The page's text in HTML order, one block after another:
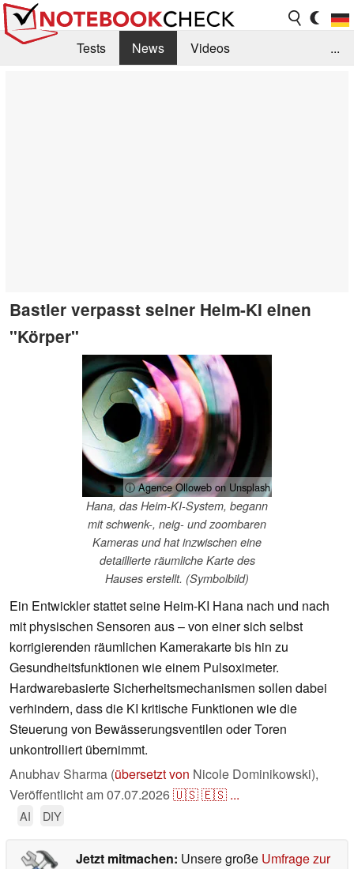
Tests News
Videos
...
Bastler verpasst seiner Heim-KI einen
"Körper"
ⓘ Agence Olloweb on Unsplash
Hana, das Heim-KI-System, begann
mit schwenk-, neig- und zoombaren
Kameras und hat inzwischen eine
detaillierte räumliche Karte des
Hauses erstellt. (Symbolbild)
Ein Entwickler stattet seine Heim-KI Hana nach und nach
mit physischen Sensoren aus – von einer sich selbst
korrigierenden räumlichen Kamerakarte bis hin zu
Gesundheitsfunktionen wie einem Pulsoximeter.
Hardwarebasierte Sicherheitsmechanismen sollen dabei
verhindern, dass die KI kritische Funktionen wie die
Steuerung von Bewässerungsventilen oder Toren
unkontrolliert übernimmt.
Anubhav Sharma (übersetzt von Nicole Dominikowski),
Veröffentlicht am07.07.2026🇺🇸🇪🇸 ...
AI DIY
Jetzt mitmachen: Unsere große Umfrage zur